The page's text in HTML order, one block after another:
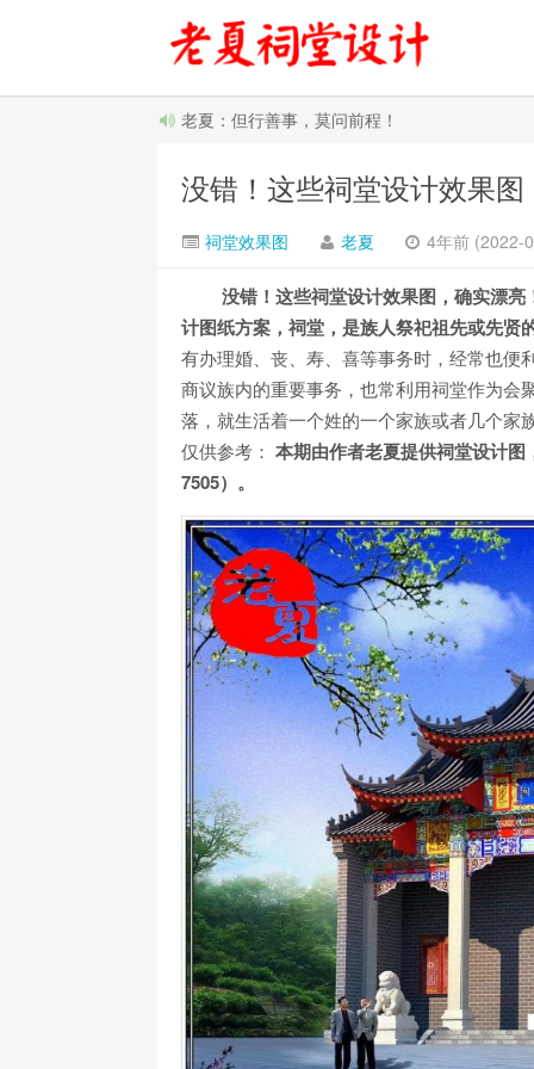
老夏：但行善事，莫问前程！
没错！这些祠堂设计效果
祠堂效果图 老夏 4年前 (2022-
没错！这些祠堂设计效果图，确实漂亮
计图纸方案，祠堂，是族人祭祀祖先或先贤
有办理婚、丧、寿、喜等事务时，经常也便
商议族内的重要事务，也常利用祠堂作为会
落，就生活着一个姓的一个家族或者几个家
仅供参考： 本期由作者老夏提供祠堂设计
7505）。